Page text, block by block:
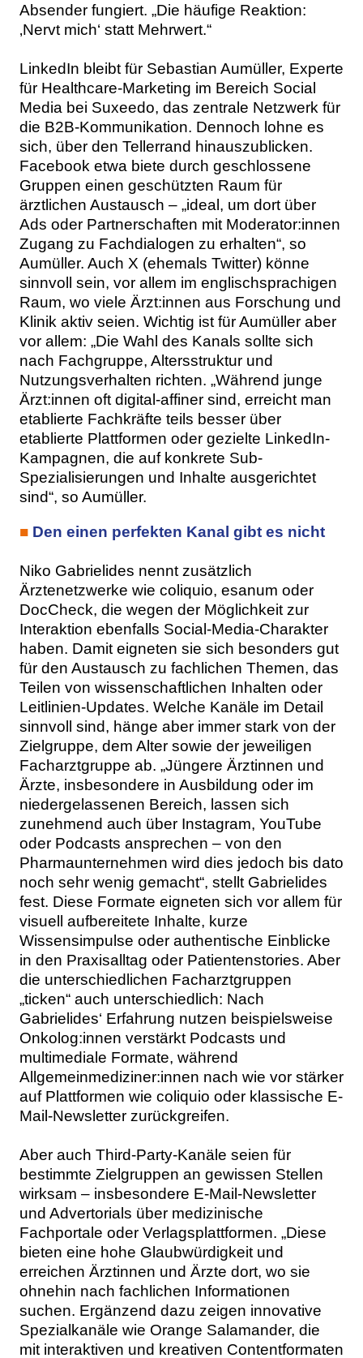
Absender fungiert. „Die häufige Reaktion:
‚Nervt mich‘ statt Mehrwert.“
LinkedIn bleibt für Sebastian Aumüller, Experte
für Healthcare-Marketing im Bereich Social
Media bei Suxeedo, das zentrale Netzwerk für
die B2B-Kommunikation. Dennoch lohne es
sich, über den Tellerrand hinauszublicken.
Facebook etwa biete durch geschlossene
Gruppen einen geschützten Raum für
ärztlichen Austausch – „ideal, um dort über
Ads oder Partnerschaften mit Moderator:innen
Zugang zu Fachdialogen zu erhalten“, so
Aumüller. Auch X (ehemals Twitter) könne
sinnvoll sein, vor allem im englischsprachigen
Raum, wo viele Ärzt:innen aus Forschung und
Klinik aktiv seien. Wichtig ist für Aumüller aber
vor allem: „Die Wahl des Kanals sollte sich
nach Fachgruppe, Altersstruktur und
Nutzungsverhalten richten. „Während junge
Ärzt:innen oft digital-affiner sind, erreicht man
etablierte Fachkräfte teils besser über
etablierte Plattformen oder gezielte LinkedIn-
Kampagnen, die auf konkrete Sub-
Spezialisierungen und Inhalte ausgerichtet
sind“, so Aumüller.
■ Den einen perfekten Kanal gibt es nicht
Niko Gabrielides nennt zusätzlich
Ärztenetzwerke wie coliquio, esanum oder
DocCheck, die wegen der Möglichkeit zur
Interaktion ebenfalls Social-Media-Charakter
haben. Damit eigneten sie sich besonders gut
für den Austausch zu fachlichen Themen, das
Teilen von wissenschaftlichen Inhalten oder
Leitlinien-Updates. Welche Kanäle im Detail
sinnvoll sind, hänge aber immer stark von der
Zielgruppe, dem Alter sowie der jeweiligen
Facharztgruppe ab. „Jüngere Ärztinnen und
Ärzte, insbesondere in Ausbildung oder im
niedergelassenen Bereich, lassen sich
zunehmend auch über Instagram, YouTube
oder Podcasts ansprechen – von den
Pharmaunternehmen wird dies jedoch bis dato
noch sehr wenig gemacht“, stellt Gabrielides
fest. Diese Formate eigneten sich vor allem für
visuell aufbereitete Inhalte, kurze
Wissensimpulse oder authentische Einblicke
in den Praxisalltag oder Patientenstories. Aber
die unterschiedlichen Facharztgruppen
„ticken“ auch unterschiedlich: Nach
Gabrielides‘ Erfahrung nutzen beispielsweise
Onkolog:innen verstärkt Podcasts und
multimediale Formate, während
Allgemeinmediziner:innen nach wie vor stärker
auf Plattformen wie coliquio oder klassische E-
Mail-Newsletter zurückgreifen.
Aber auch Third-Party-Kanäle seien für
bestimmte Zielgruppen an gewissen Stellen
wirksam – insbesondere E-Mail-Newsletter
und Advertorials über medizinische
Fachportale oder Verlagsplattformen. „Diese
bieten eine hohe Glaubwürdigkeit und
erreichen Ärztinnen und Ärzte dort, wo sie
ohnehin nach fachlichen Informationen
suchen. Ergänzend dazu zeigen innovative
Spezialkanäle wie Orange Salamander, die
mit interaktiven und kreativen Contentformaten